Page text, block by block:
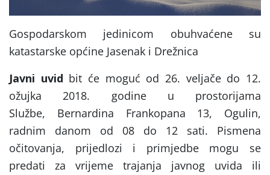
Gospodarskom jedinicom obuhvaćene su
katastarske općine Jasenak i Drežnica
Javni uvid bit će moguć od 26. veljače do 12.
ožujka 2018. godine u prostorijama
Službe, Bernardina Frankopana 13, Ogulin,
radnim danom od 08 do 12 sati. Pismena
očitovanja, prijedlozi i primjedbe mogu se
predati za vrijeme trajanja javnog uvida ili